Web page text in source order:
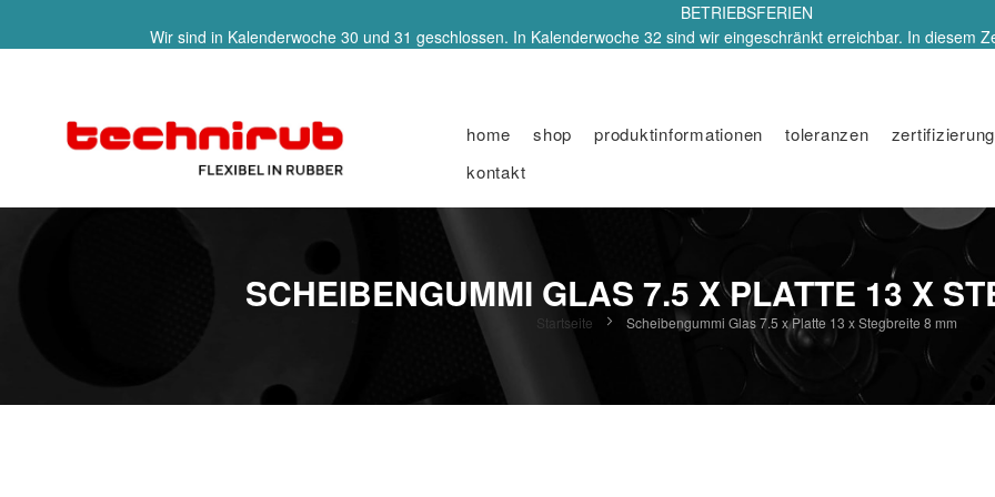
BETRIEBSFERIEN
Wir sind in Kalenderwoche 30 und 31 geschlossen. In Kalenderwoche 32 sind wir eingeschränkt erreichbar. In diesem
home shop produktinformationen toleranzen zertifizierung
kontakt
SCHEIBENGUMMI GLAS 7.5 X PLATTE 13 X
Startseite Scheibengummi Glas 7.5 x Platte 13 x Stegbreite 8 mm